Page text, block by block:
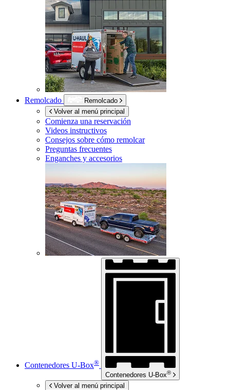
Remolcado
Remolcado
Volver al menú principal
Comienza una reservación
Videos instructivos
Consejos sobre cómo remolcar
Preguntas frecuentes
Enganches y accesorios
Contenedores U-Box®
Contenedores U-Box®
Volver al menú principal